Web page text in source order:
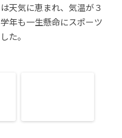
天気に恵まれ、気温が３
年も一生懸命にスポーツ
た。